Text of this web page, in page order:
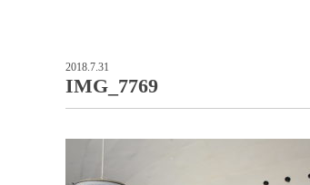
2018.7.31
IMG_7769